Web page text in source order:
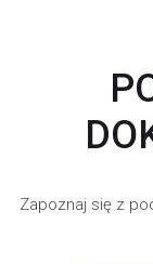
Zapoznaj się z